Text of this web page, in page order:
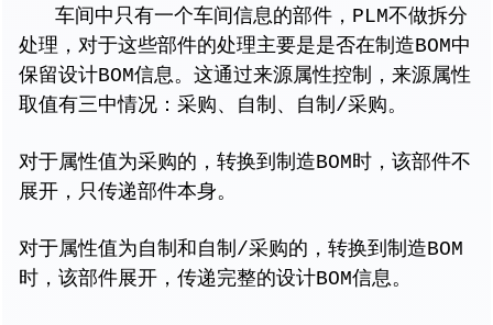
车间中只有一个车间信息的部件，PLM不做拆分
处理，对于这些部件的处理主要是是否在制造BOM中
保留设计BOM信息。这通过来源属性控制，来源属性
取值有三中情况：采购、自制、自制/采购。
对于属性值为采购的，转换到制造BOM时，该部件不
展开，只传递部件本身。
对于属性值为自制和自制/采购的，转换到制造BOM
时，该部件展开，传递完整的设计BOM信息。